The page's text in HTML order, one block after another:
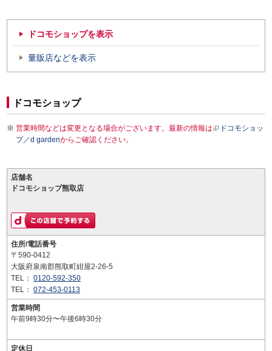
ドコモショップを表示
量販店などを表示
ドコモショップ
営業時間などは変更となる場合がございます。最新の情報は
ドコモショッ
プ／d gardenからご確認ください。
店舗名
ドコモショップ熊取店
住所/電話番号
〒590-0412
大阪府泉南郡熊取町紺屋2-26-5
TEL： 0120-592-350
TEL： 072-453-0113
営業時間
午前9時30分〜午後6時30分
定休日